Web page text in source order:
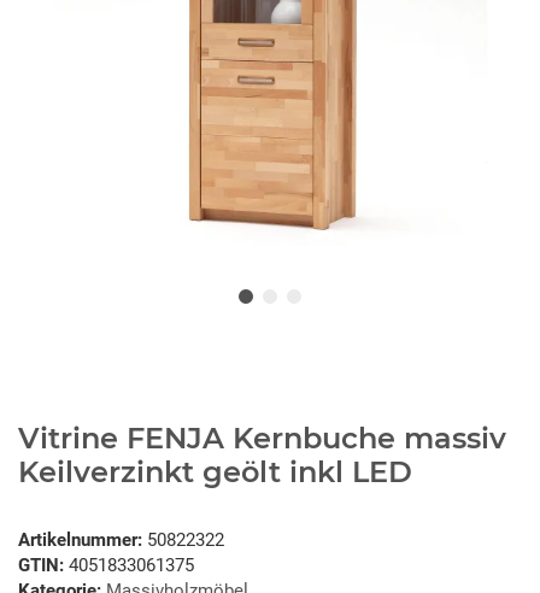
Vitrine FENJA Kernbuche massiv
Keilverzinkt geölt inkl LED
Artikelnummer: 50822322
GTIN: 4051833061375